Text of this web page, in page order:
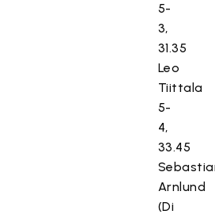
5-
3,
31.35
Leo
Tiittala
5-
4,
33.45
Arnlund
(Di